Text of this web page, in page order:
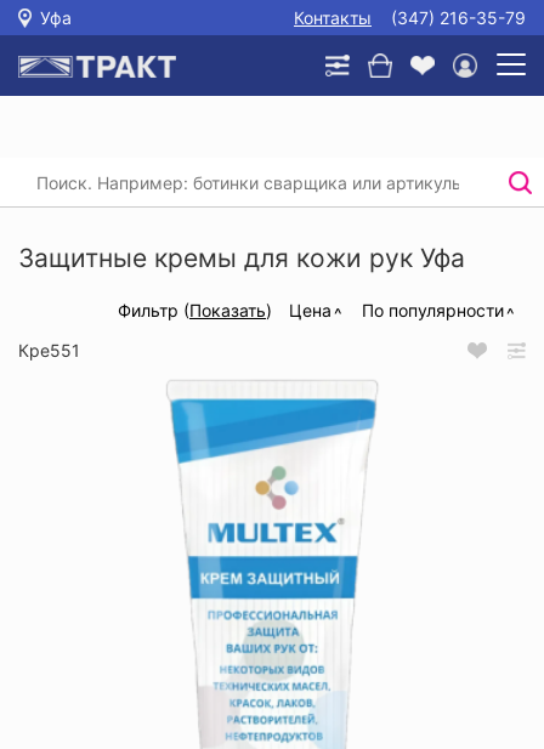
Уфа Контакты (347) 216-35-79
Главная / /
Защитные кремы для кожи рук
Защитные кремы для кожи рук Уфа
Фильтр (Показать) Цена
По популярности
Кре551